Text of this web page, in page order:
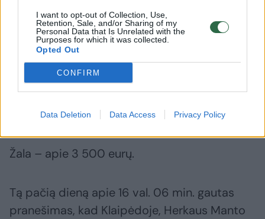
I want to opt-out of Collection, Use,
Retention, Sale, and/or Sharing of my
Personal Data that Is Unrelated with the
Purposes for which it was collected.
Opted Out
CONFIRM
Data Deletion Data Access Privacy Policy
Tuo tarpu Klaipėdos apskrities VPK
informuoja apie dar du panašius pranešimus.
Kaip rašoma pranešime, birželio 2 d. apie 15
val. 08 min. gautas pranešimas, kad
Klaipėdoje, Jurbarko g., viešoje vietoje,
aikštelėje, yra pavogtas pakabinamas valties
variklis „Mercury 20“.
Žala – apie 3 500 eurų.
Tą pačią dieną apie 16 val. 06 min. gautas
pranešimas, kad Klaipėdoje, Herkaus Manto